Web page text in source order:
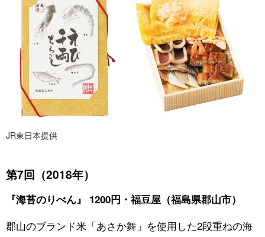
JR東日本提供
第7回（2018年）
『海苔のりべん』 1200円・福豆屋（福島県郡山市）
郡山のブランド米「あさか舞」を使用した2段重ねの海